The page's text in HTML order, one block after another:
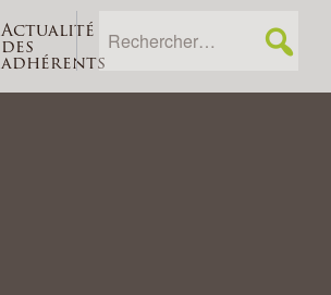
Actualité
des
adhérents